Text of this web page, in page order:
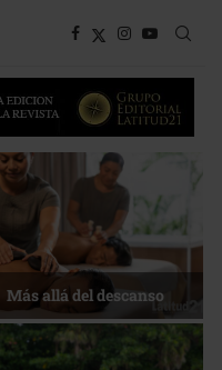
Energía que Impulsa la
competitividad